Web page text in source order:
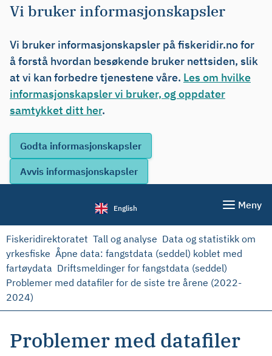
Vi bruker informasjonskapsler
Vi bruker informasjonskapsler på fiskeridir.no for
å forstå hvordan besøkende bruker nettsiden, slik
at vi kan forbedre tjenestene våre. Les om hvilke
informasjonskapsler vi bruker, og oppdater
samtykket ditt her.
English Meny
Fiskeridirektoratet Tall og analyse Data og statistikk om
yrkesfiske Åpne data: fangstdata (seddel) koblet med
fartøydata Driftsmeldinger for fangstdata (seddel)
Problemer med datafiler for de siste tre årene (2022-
2024)
Problemer med datafiler